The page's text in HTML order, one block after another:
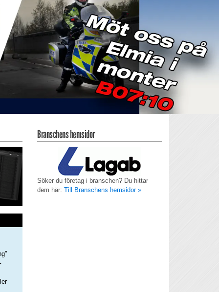
Branschens hemsidor
Söker du företag i branschen? Du hittar
dem här: Till Branschens hemsidor »